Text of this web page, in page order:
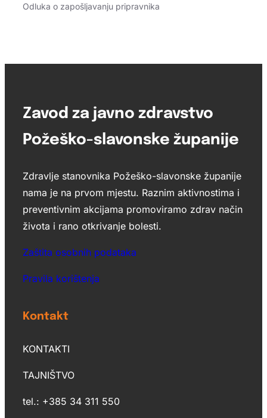
Odluka o zapošljavanju pripravnika
Zavod za javno zdravstvo
Požeško-slavonske županije
Zdravlje stanovnika Požeško-slavonske županije
nama je na prvom mjestu. Raznim aktivnostima i
preventivnim akcijama promoviramo zdrav način
života i rano otkrivanje bolesti.
Zaštita osobnih podataka
Pravila korištenja
Kontakt
KONTAKTI
TAJNIŠTVO
tel.: +385 34 311 550